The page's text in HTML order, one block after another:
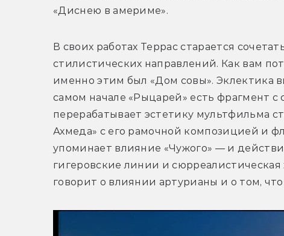
«Диснею в америме».
В своих работах Террас старается
стилистических направлений. Как вам
именно этим был «Дом совы». Эклектика
самом начале «Рыцарей» есть фрагмент
перерабатывает эстетику мультфильма
Ахмеда» с его рамочной композицией и
упоминает влияние «Чужого» — и
гигеровские линии и сюрреалистическая
говорит о влиянии артурианы и о том,